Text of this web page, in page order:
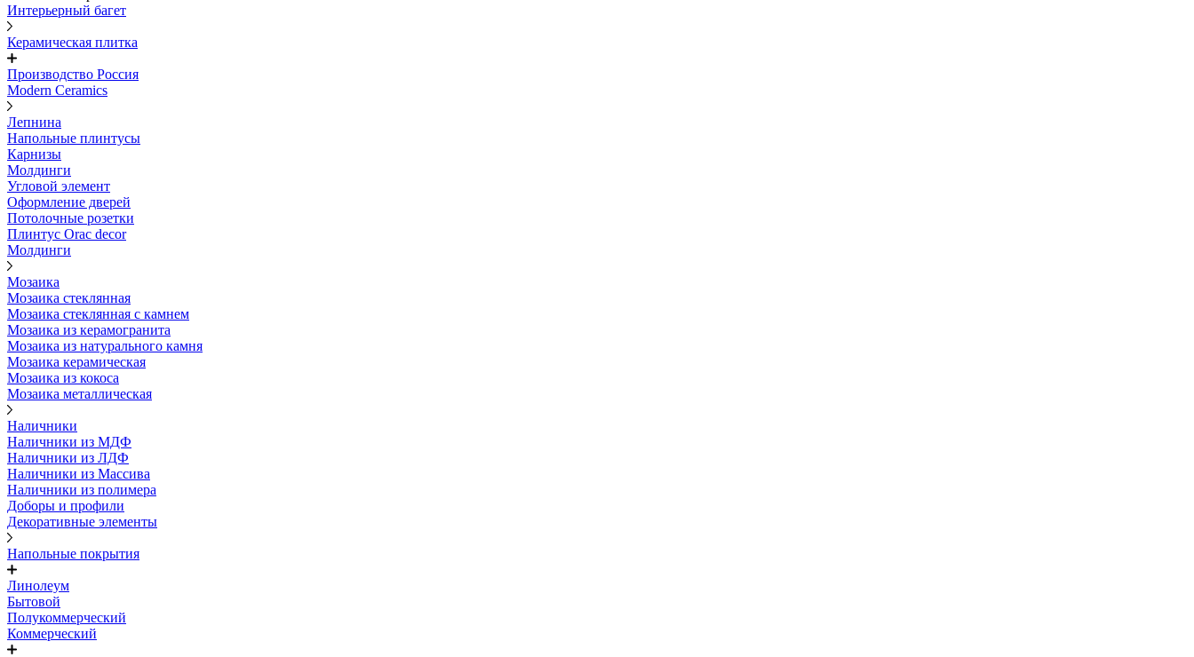
Интерьерный багет
Керамическая плитка
Производство Россия
Modern Ceramics
Лепнина
Напольные плинтусы
Карнизы
Молдинги
Угловой элемент
Оформление дверей
Потолочные розетки
Плинтус Orac decor
Молдинги
Мозаика
Мозаика стеклянная
Мозаика стеклянная с камнем
Мозаика из керамогранита
Мозаика из натурального камня
Мозаика керамическая
Мозаика из кокоса
Мозаика металлическая
Наличники
Наличники из МДФ
Наличники из ЛДФ
Наличники из Массива
Наличники из полимера
Доборы и профили
Декоративные элементы
Напольные покрытия
Линолеум
Бытовой
Полукоммерческий
Коммерческий